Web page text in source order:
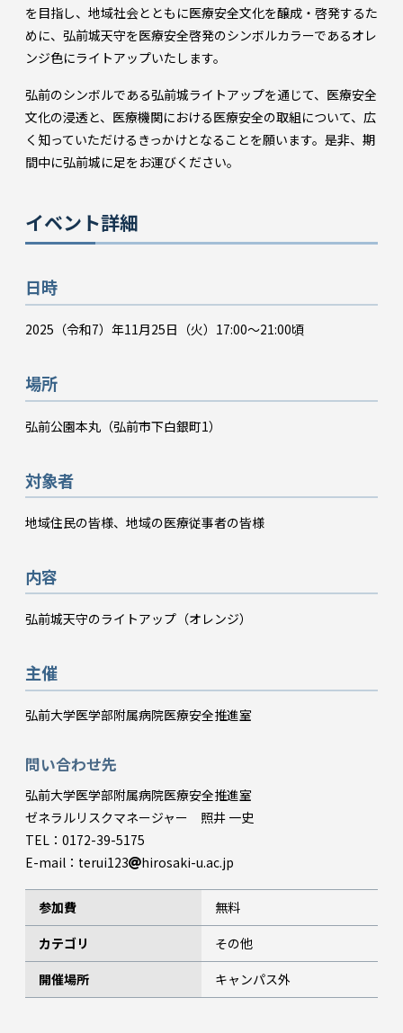
を目指し、地域社会とともに医療安全文化を醸成・啓発するた
めに、弘前城天守を医療安全啓発のシンボルカラーであるオレ
ンジ色にライトアップいたします。
弘前のシンボルである弘前城ライトアップを通じて、医療安全
文化の浸透と、医療機関における医療安全の取組について、広
く知っていただけるきっかけとなることを願います。是非、期
間中に弘前城に足をお運びください。
イベント詳細
日時
2025（令和7）年11月25日（火）17:00～21:00頃
場所
弘前公園本丸（弘前市下白銀町1）
対象者
地域住民の皆様、地域の医療従事者の皆様
内容
弘前城天守のライトアップ（オレンジ）
主催
弘前大学医学部附属病院医療安全推進室
問い合わせ先
弘前大学医学部附属病院医療安全推進室
ゼネラルリスクマネージャー 照井 一史
TEL：0172-39-5175
E-mail：terui123
hirosaki-u.ac.jp
参加費
無料
カテゴリ
その他
開催場所
キャンパス外